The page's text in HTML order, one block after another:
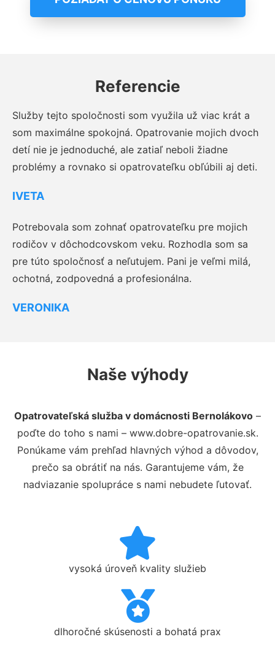
Referencie
Služby tejto spoločnosti som využila už viac krát a
som maximálne spokojná. Opatrovanie mojich dvoch
detí nie je jednoduché, ale zatiaľ neboli žiadne
problémy a rovnako si opatrovateľku obľúbili aj deti.
IVETA
Potrebovala som zohnať opatrovateľku pre mojich
rodičov v dôchodcovskom veku. Rozhodla som sa
pre túto spoločnosť a neľutujem. Pani je veľmi milá,
ochotná, zodpovedná a profesionálna.
VERONIKA
Naše výhody
Opatrovateľská služba v domácnosti Bernolákovo –
poďte do toho s nami – www.dobre-opatrovanie.sk.
Ponúkame vám prehľad hlavných výhod a dôvodov,
prečo sa obrátiť na nás. Garantujeme vám, že
nadviazanie spolupráce s nami nebudete ľutovať.
vysoká úroveň kvality služieb
dlhoročné skúsenosti a bohatá prax